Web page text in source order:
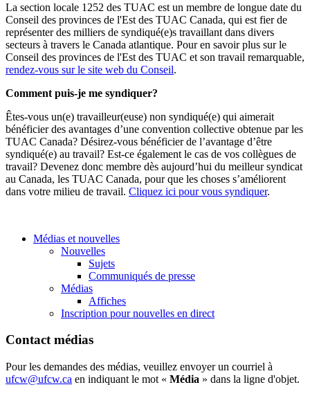
La section locale 1252 des TUAC est un membre de longue date du
Conseil des provinces de l'Est des TUAC Canada, qui est fier de
représenter des milliers de syndiqué(e)s travaillant dans divers
secteurs à travers le Canada atlantique. Pour en savoir plus sur le
Conseil des provinces de l'Est des TUAC et son travail remarquable,
rendez-vous sur le site web du Conseil.
Comment puis-je me syndiquer?
Êtes-vous un(e) travailleur(euse) non syndiqué(e) qui aimerait
bénéficier des avantages d’une convention collective obtenue par les
TUAC Canada? Désirez-vous bénéficier de l’avantage d’être
syndiqué(e) au travail? Est-ce également le cas de vos collègues de
travail? Devenez donc membre dès aujourd’hui du meilleur syndicat
au Canada, les TUAC Canada, pour que les choses s’améliorent
dans votre milieu de travail. Cliquez ici pour vous syndiquer.
Médias et nouvelles
Nouvelles
Sujets
Communiqués de presse
Médias
Affiches
Inscription pour nouvelles en direct
Contact médias
Pour les demandes des médias, veuillez envoyer un courriel à
ufcw@ufcw.ca en indiquant le mot « Média » dans la ligne d'objet.